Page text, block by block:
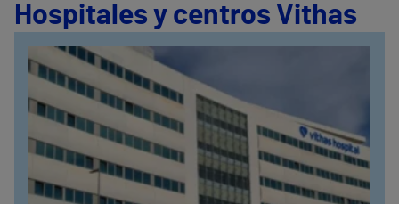
Hospitales y centros Vithas